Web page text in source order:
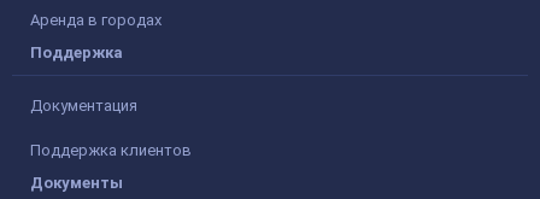
Аренда в городах
Поддержка
Документация
Поддержка клиентов
Документы